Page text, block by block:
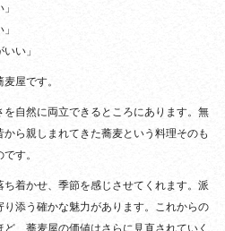
い」
屋です。
自然に両立できるところにあります。無
ら親しまれてきた蕎麦という料理そのも
す。
着かせ、季節を感じさせてくれます。派
添う確かな魅力があります。これからの
、蕎麦屋の価値はさらに見直されていく